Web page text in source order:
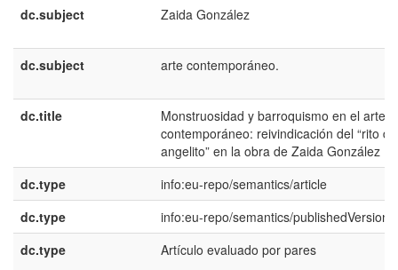
dc.subject Zaida González
dc.subject arte contemporáneo.
dc.title
Monstruosidad y barroquismo en el arte
contemporáneo: reivindicación del “rito
angelito” en la obra de Zaida González
dc.type
info:eu-repo/semantics/article
dc.type
info:eu-repo/semantics/publishedVersion
dc.type
Artículo evaluado por pares